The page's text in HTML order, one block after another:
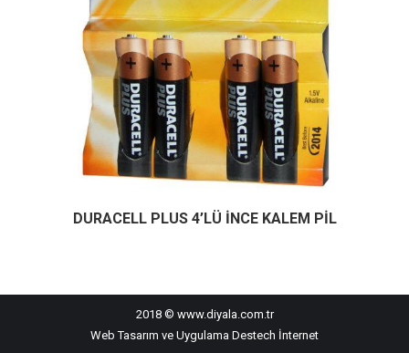
DURACELL PLUS 4’LÜ İNCE KALEM PİL
2018 © www.diyala.com.tr
Web Tasarım ve Uygulama Destech İnternet